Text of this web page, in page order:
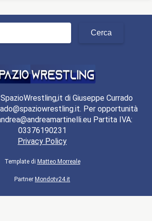
di Giuseppe Currado
Per opportunità
Partita IVA:
03376190231
Privacy Policy
Template di Matteo Morreale
Partner Mondotv24.it